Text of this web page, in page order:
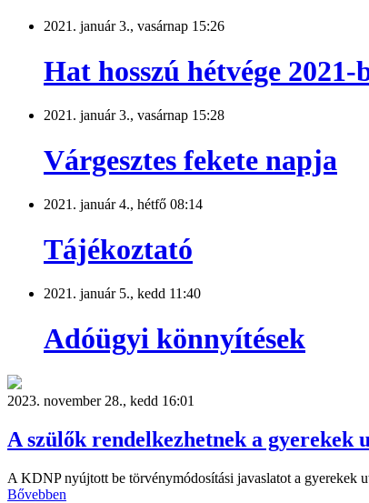
2021. január 3., vasárnap 15:26
Hat hosszú hétvége 2021-
2021. január 3., vasárnap 15:28
Várgesztes fekete napja
2021. január 4., hétfő 08:14
Tájékoztató
2021. január 5., kedd 11:40
Adóügyi könnyítések
2023. november 28., kedd 16:01
A szülők rendelkezhetnek a gyerekek
A KDNP nyújtott be törvénymódosítási javaslatot a gyerekek
Bővebben